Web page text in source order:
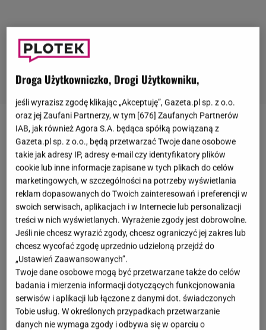
ChociażNatalia Siwiec iMariusz Raduszewski
poznali się dwie dekady temu, parą zostali dopiero w
2010 roku. Po dwóch latach stanęli na ślubnym
kobiercu, a w kwietniu tego roku obchodzili
jubileuszową, dziesiątą rocznicę ślubu.Natalia
Siwiec, która w polskim show-biznesie zasłynęła
jako "Miss Euro 2012", jest od tego czasu nie tylko
bywalczyniąsalonów, ale też królową mediów
społecznościowych. Więc gdy na instagramowym
profilu przestały pojawiać się zdjęcia z mężem, fani
celebrytki zaczęli się mocno niepokoić.
Spekulowano nie tylko na temat kryzysu, ale wręcz
Droga Użytkowniczko, Drogi Użytkowniku,
jeśli wyrazisz zgodę klikając „Akceptuję”, Gazeta.pl sp. z o.o.
oraz jej Zaufani Partnerzy, w tym [676] Zaufanych Partnerów
IAB, jak również Agora S.A. będąca spółką powiązaną z
Gazeta.pl sp. z o.o., będą przetwarzać Twoje dane osobowe
takie jak adresy IP, adresy e-mail czy identyfikatory plików
cookie lub inne informacje zapisane w tych plikach do celów
marketingowych, w szczególności na potrzeby wyświetlania
reklam dopasowanych do Twoich zainteresowań i preferencji w
swoich serwisach, aplikacjach i w Internecie lub personalizacji
treści w nich wyświetlanych. Wyrażenie zgody jest dobrowolne.
Jeśli nie chcesz wyrazić zgody, chcesz ograniczyć jej zakres lub
chcesz wycofać zgodę uprzednio udzieloną przejdź do
„Ustawień Zaawansowanych”.
Twoje dane osobowe mogą być przetwarzane także do celów
badania i mierzenia informacji dotyczących funkcjonowania
serwisów i aplikacji lub łączone z danymi dot. świadczonych
Tobie usług. W określonych przypadkach przetwarzanie
danych nie wymaga zgody i odbywa się w oparciu o